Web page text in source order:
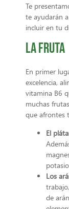
Te
te ayudarán
incluir en tu
La fruta
En primer
excelencia,
vitamina B6
muchas
que afrontes
El
Los
de